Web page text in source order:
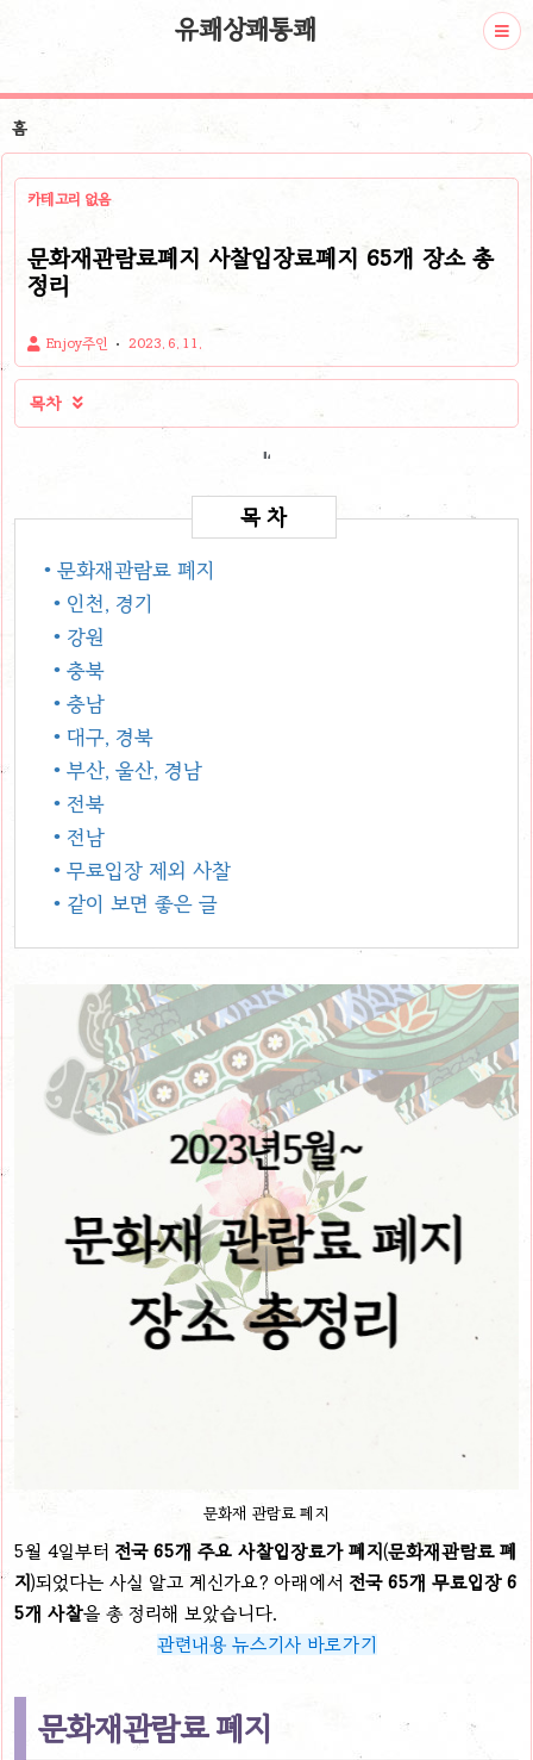
유쾌상쾌통쾌
홈
카테고리 없음
문화재관람료폐지 사찰입장료폐지 65개 장소 총
정리
Enjoy주인 2023. 6. 11.
목차 
• 문화재관람료 폐지
• 인천, 경기
• 강원
• 충북
• 충남
• 대구, 경북
• 부산, 울산, 경남
• 전북
• 전남
• 무료입장 제외 사찰
• 같이 보면 좋은 글
문화재 관람료 폐지
5월 4일부터 전국 65개 주요 사찰입장료가 폐지(문화재관람료 폐
지)되었다는 사실 알고 계신가요? 아래에서 전국 65개 무료입장 6
5개 사찰을 총 정리해 보았습니다.
관련내용 뉴스기사 바로가기
문화재관람료 폐지